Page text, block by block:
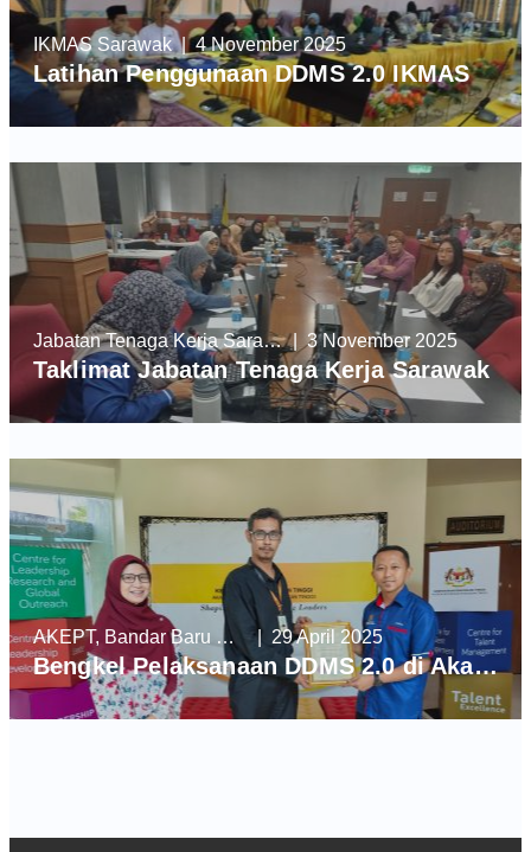
Latihan Penggunaan DDMS 2.0 IKMAS
IKMAS Sarawak| 4 November 2025
Taklimat Jabatan Tenaga Kerja Sarawak
Jabatan Tenaga Kerja Sarawak| 3 November 2025
Bengkel Pelaksanaan DDMS 2.0 di Akademi Kepimpinan Pendidikan Tinggi (AKEPT)
AKEPT, Bandar Baru Enstek | 29 April 2025